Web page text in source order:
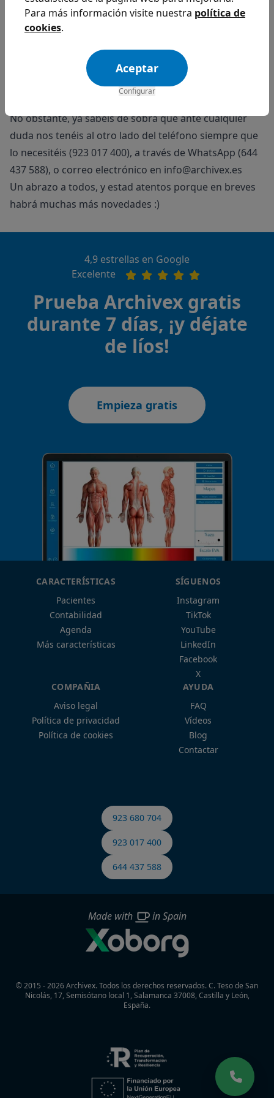
No obstante, ya sabéis de sobra que ante cualquier
duda nos tenéis al otro lado del teléfono siempre que
lo necesitéis (923 017 400), a través de WhatsApp (644
437 588), o correo electrónico en info@archivex.es
Un abrazo a todos, y estad atentos porque en breves
habrá muchas más novedades :)
4,9 estrellas en Google
Excelente
Prueba Archivex gratis
durante 7 días, ¡y déjate
de líos!
Empieza gratis
CARACTERÍSTICAS
Pacientes
Contabilidad
Agenda
Más características
SÍGUENOS
Instagram
TikTok
YouTube
LinkedIn
Facebook
X
COMPAÑIA
Aviso legal
Política de privacidad
Política de cookies
AYUDA
FAQ
Vídeos
Blog
Contactar
923 680 704
923 017 400
644 437 588
Made with in Spain
© 2015 - 2026 Archivex. Todos los derechos reservados.C. Teso de San
Nicolás, 17, Semisótano local 1, Salamanca 37008, Castilla y León,
España.
Para más información visite nuestra política de
cookies.
Aceptar
Configurar